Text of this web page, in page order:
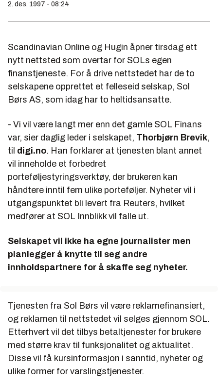
2. des. 1997 - 08:24
Scandinavian Online og Hugin åpner tirsdag ett
nytt nettsted som overtar for SOLs egen
finanstjeneste. For å drive nettstedet har de to
selskapene opprettet et felleseid selskap, Sol
Børs AS, som idag har to heltidsansatte.
- Vi vil være langt mer enn det gamle SOL Finans
var, sier daglig leder i selskapet, Thorbjørn Brevik,
til digi.no. Han forklarer at tjenesten blant annet
vil inneholde et forbedret
porteføljestyringsverktøy, der brukeren kan
håndtere inntil fem ulike porteføljer. Nyheter vil i
utgangspunktet bli levert fra Reuters, hvilket
medfører at SOL Innblikk vil falle ut.
Selskapet vil ikke ha egne journalister men
planlegger å knytte til seg andre
innholdspartnere for å skaffe seg nyheter.
Tjenesten fra Sol Børs vil være reklamefinansiert,
og reklamen til nettstedet vil selges gjennom SOL.
Etterhvert vil det tilbys betaltjenester for brukere
med større krav til funksjonalitet og aktualitet.
Disse vil få kursinformasjon i sanntid, nyheter og
ulike former for varslingstjenester.